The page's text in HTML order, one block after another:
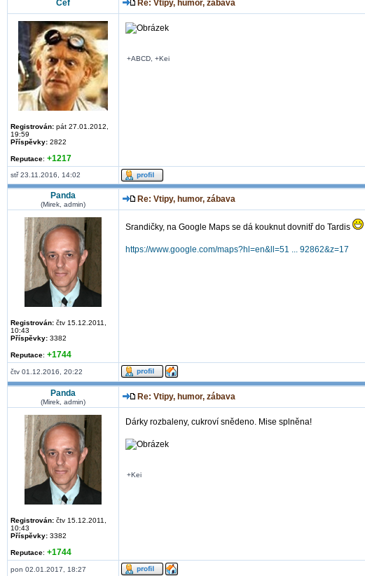
Cef Re: Vtipy, humor, zábava
Registrován: pát 27.01.2012,
19:59
Příspěvky: 2822
Reputace: +1217
+ABCD, +Kei
stř 23.11.2016, 14:02
Panda
(Mirek, admin)
Re: Vtipy, humor, zábava
Registrován: čtv 15.12.2011,
10:43
Příspěvky: 3382
Reputace: +1744
Srandičky, na Google Maps se dá kouknut dovnitř do Tardis
https://www.google.com/maps?hl=en&ll=51 ... 92862&z=17
čtv 01.12.2016, 20:22
Panda
(Mirek, admin)
Re: Vtipy, humor, zábava
Registrován: čtv 15.12.2011,
10:43
Příspěvky: 3382
Reputace: +1744
Dárky rozbaleny, cukroví snědeno. Mise splněna!
+Kei
pon 02.01.2017, 18:27